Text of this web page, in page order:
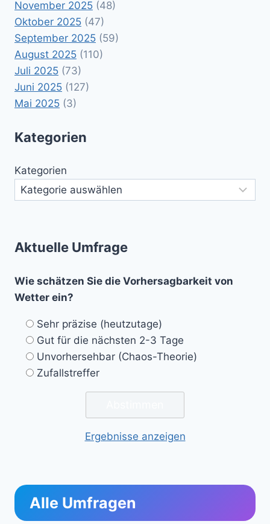
November 2025 (48)
Oktober 2025 (47)
September 2025 (59)
August 2025 (110)
Juli 2025 (73)
Juni 2025 (127)
Mai 2025 (3)
Kategorien
Kategorien
Aktuelle Umfrage
Wie schätzen Sie die Vorhersagbarkeit von
Wetter ein?
Sehr präzise (heutzutage)
Gut für die nächsten 2-3 Tage
Unvorhersehbar (Chaos-Theorie)
Zufallstreffer
Ergebnisse anzeigen
Alle Umfragen